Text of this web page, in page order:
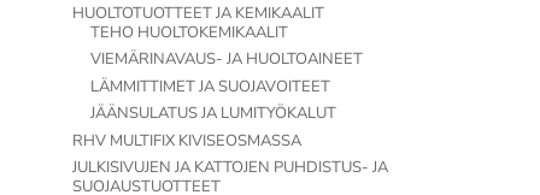
HUOLTOTUOTTEET JA KEMIKAALIT
TEHO HUOLTOKEMIKAALIT
VIEMÄRINAVAUS- JA HUOLTOAINEET
LÄMMITTIMET JA SUOJAVOITEET
JÄÄNSULATUS JA LUMITYÖKALUT
RHV MULTIFIX KIVISEOSMASSA
JULKISIVUJEN JA KATTOJEN PUHDISTUS- JA
SUOJAUSTUOTTEET